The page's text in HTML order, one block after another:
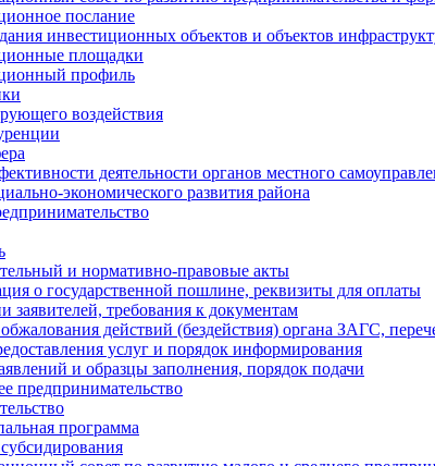
послание
инвестиционных объектов и объектов
площадки
профиль
воздействия
деятельности органов местного
экономического развития района
и нормативно-правовые акты
о государственной пошлине, реквизиты для оплаты
заявителей, требования к документам
действий (бездействия) органа ЗАГС,
услуг и порядок информирования
и образцы заполнения, порядок подачи
предпринимательство
программа